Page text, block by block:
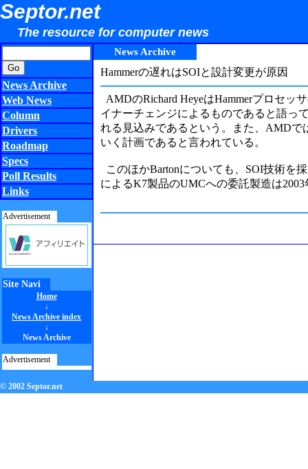
Septor.net
The resource for computer news
News Archive
Web News
Column
Drivers
Roadmap
Specs
Poll Results
Links
Advertisement
Site Navi
Home
↓
News Archive index
↓
News Archive
Advertisement
News Archive
Hammerの遅れはSOIと設計変更が原因
AMDのRichard HeyeはHammerプロセ
イナーチェンジによるものであると語っ
れる見込みであるという。また、AMDで
いく計画であると言われている。
このほかBartonについても、SOI技術を
によるK7製品のUMCへの委託製造は
© 2002 Septor.net